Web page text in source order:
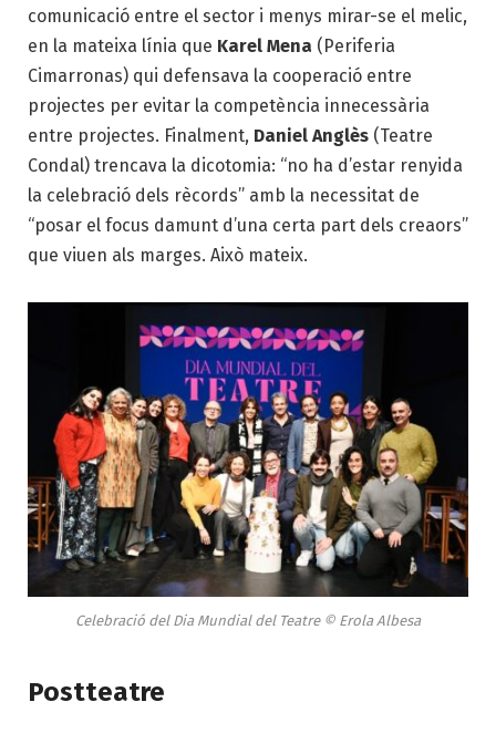
comunicació entre el sector i menys mirar-se el melic,
en la mateixa línia que Karel Mena (Periferia
Cimarronas) qui defensava la cooperació entre
projectes per evitar la competència innecessària
entre projectes. Finalment, Daniel Anglès (Teatre
Condal) trencava la dicotomia: “no ha d’estar renyida
la celebració dels rècords” amb la necessitat de
“posar el focus damunt d’una certa part dels creaors”
que viuen als marges. Això mateix.
Celebració del Dia Mundial del Teatre © Erola Albesa
Postteatre